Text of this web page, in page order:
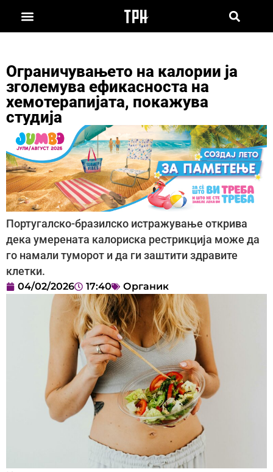
Ограничувањето на калории ја
зголемува ефикасноста на
хемотерапијата, покажува
студија
Португалско-бразилско истражување открива
дека умерената калориска рестрикција може да
го намали туморот и да ги заштити здравите
клетки.
04/02/2026 17:40 Органик